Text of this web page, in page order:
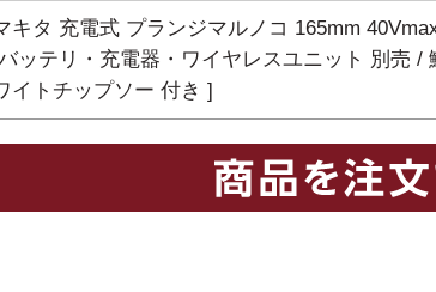
キタ 充電式 プランジマルノコ 165mm
ッテリ・充電器・ワイヤレスユニット 別売 /
イトチップソー 付き ]